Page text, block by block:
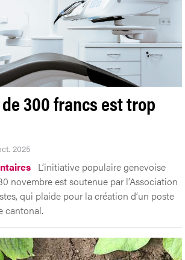
300 francs est trop
2025
L’initiative populaire genevoise
novembre est soutenue par l’Association
qui plaide pour la création d’un poste
cantonal.